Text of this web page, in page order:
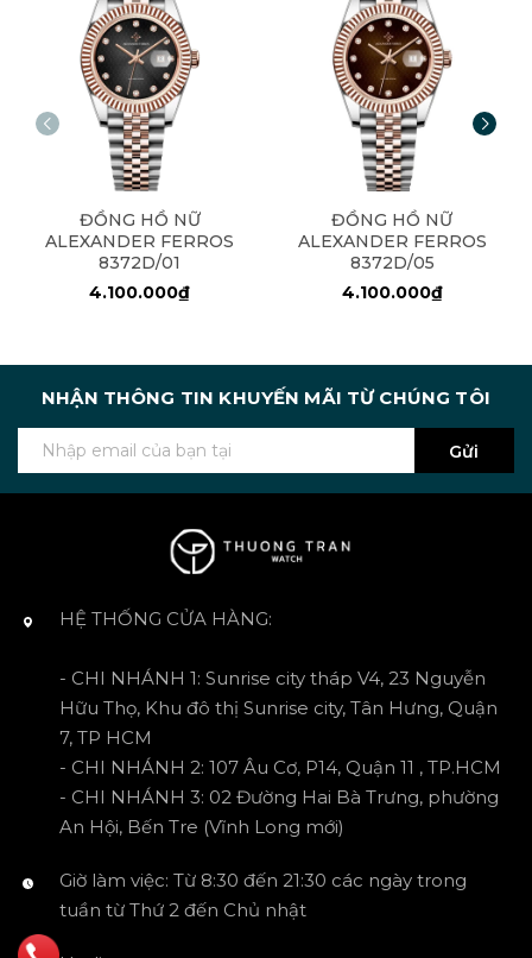
ĐỒNG HỒ NỮ
ALEXANDER FERROS
8372D/01
4.100.000₫
ĐỒNG HỒ NỮ
ALEXANDER FERROS
8372D/05
4.100.000₫
NHẬN THÔNG TIN KHUYẾN MÃI TỪ CHÚNG TÔI
Gửi
HỆ THỐNG CỬA HÀNG:
- CHI NHÁNH 1: Sunrise city tháp V4, 23 Nguyễn
Hữu Thọ, Khu đô thị Sunrise city, Tân Hưng, Quận
7, TP HCM
- CHI NHÁNH 2: 107 Âu Cơ, P14, Quận 11 , TP.HCM
- CHI NHÁNH 3: 02 Đường Hai Bà Trưng, phường
An Hội, Bến Tre (Vĩnh Long mới)
Giờ làm việc: Từ 8:30 đến 21:30 các ngày trong
tuần từ Thứ 2 đến Chủ nhật